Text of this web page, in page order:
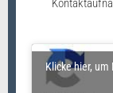
Klicke hier,